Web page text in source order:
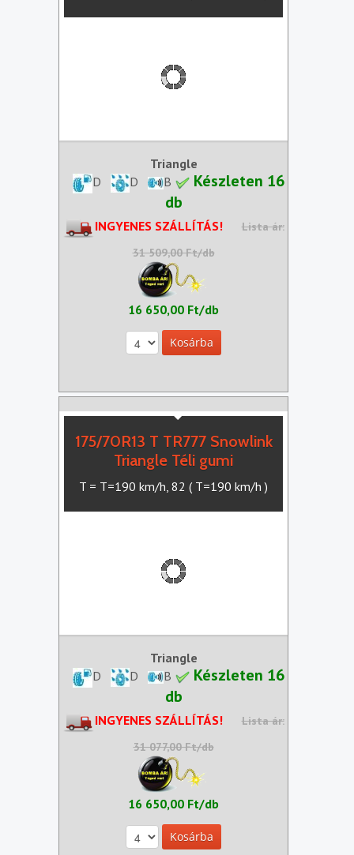
Triangle
D
D B
Készleten 16
db
INGYENES SZÁLLÍTÁS!
Lista ár:
31 509,00 Ft/db
16 650,00 Ft/db
175/70R13 T TR777 Snowlink
Triangle Téli gumi
T = T=190 km/h, 82 ( T=190 km/h )
Triangle
D
D B
Készleten 16
db
INGYENES SZÁLLÍTÁS!
Lista ár:
31 077,00 Ft/db
16 650,00 Ft/db